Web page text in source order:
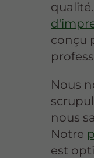
conçu
Nous
nous
Notre
est